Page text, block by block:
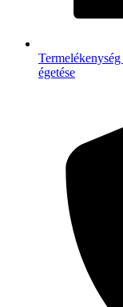
Termelékenység
égetése